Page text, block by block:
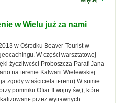
w Wielu już za nami
w Ośrodku Beaver-Tourist w
W części warsztatowej
życzliwości Proboszcza Parafi Jana
na terenie Kalwarii Wielewskiej
zgody właściciela terenu) W sumie
pomniku Ofiar II wojny św,), które
przez wytrawnych